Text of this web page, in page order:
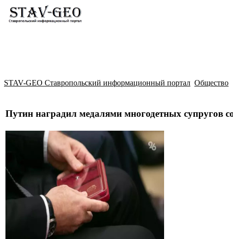
STAV-GEO Ставропольский информационный портал Общество
Путин наградил медалями многодетных супругов